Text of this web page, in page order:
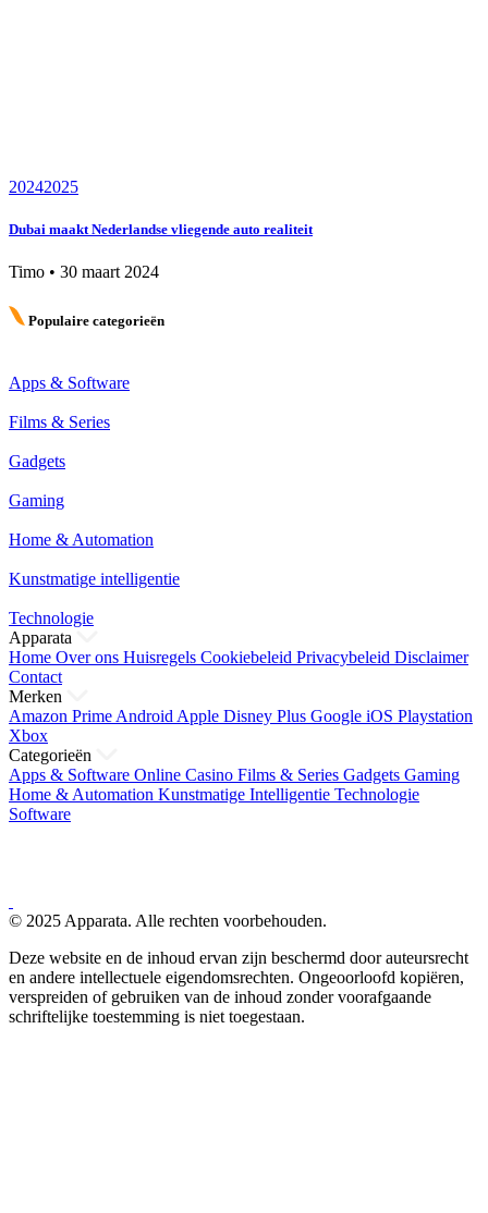
20242025
Dubai maakt Nederlandse vliegende auto realiteit
Timo • 30 maart 2024
Populaire categorieën
Apps & Software
Films & Series
Gadgets
Gaming
Home & Automation
Kunstmatige intelligentie
Technologie
Apparata
Home Over ons Huisregels Cookiebeleid Privacybeleid Disclaimer
Contact
Merken
Amazon Prime Android Apple Disney Plus Google iOS Playstation
Xbox
Categorieën
Apps & Software Online Casino Films & Series Gadgets Gaming
Home & Automation Kunstmatige Intelligentie Technologie
Software
© 2025 Apparata. Alle rechten voorbehouden.
Deze website en de inhoud ervan zijn beschermd door auteursrecht
en andere intellectuele eigendomsrechten. Ongeoorloofd kopiëren,
verspreiden of gebruiken van de inhoud zonder voorafgaande
schriftelijke toestemming is niet toegestaan.